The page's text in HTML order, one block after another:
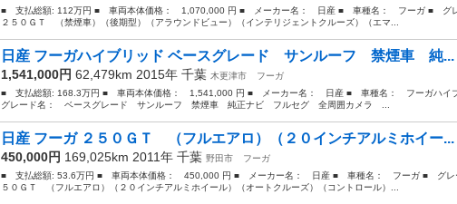
■ 支払総額: 112万円 ■ 車両本体価格： 1,070,000 円 ■ メーカー名： 日産 ■ 車種名： フーガ ■ グ
２５０ＧＴ （禁煙車）（後期型）（アラウンドビュー）（インテリジェントクルーズ）（エマ...
日産 フーガハイブリッド ベースグレード サンルーフ 禁煙車 純...
1,541,000円 62,479km 2015年 千葉 木更津市
フーガ
■ 支払総額: 168.3万円 ■ 車両本体価格： 1,541,000 円 ■ メーカー名： 日産 ■ 車種名： フーガハイ
グレード名： ベースグレード サンルーフ 禁煙車 純正ナビ フルセグ 全周囲カメラ ...
日産 フーガ ２５０ＧＴ （フルエアロ）（２０インチアルミホイー...
450,000円 169,025km 2011年 千葉 野田市
フーガ
■ 支払総額: 53.6万円 ■ 車両本体価格： 450,000 円 ■ メーカー名： 日産 ■ 車種名： フーガ ■ グレ
５０ＧＴ （フルエアロ）（２０インチアルミホイール）（オートクルーズ）（コントロール）...